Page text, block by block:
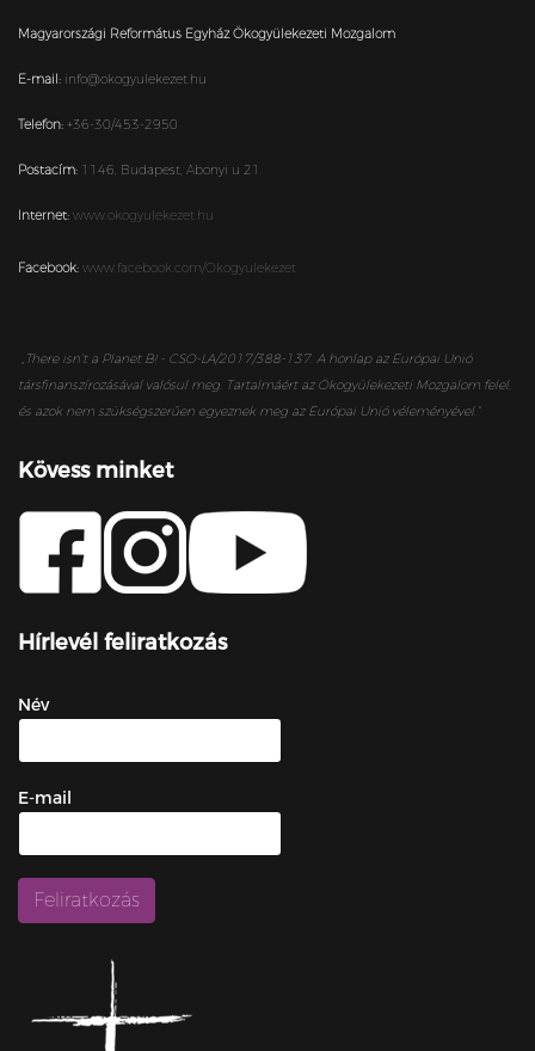
Magyarországi Református Egyház Ökogyülekezeti Mozgalom
E-mail: info@okogyulekezet.hu
Telefon: +36-30/453-2950
Postacím: 1146, Budapest, Abonyi u 21.
Internet: www.okogyulekezet.hu
Facebook: www.facebook.com/Okogyulekezet
„ There isn’t a Planet B! - CSO-LA/2017/388-137. A honlap az Európai Unió
társfinanszírozásával valósul meg. Tartalmáért az Ökogyülekezeti Mozgalom felel,
és azok nem szükségszerűen egyeznek meg az Európai Unió véleményével.”
Kövess minket
Hírlevél feliratkozás
Név
E-mail